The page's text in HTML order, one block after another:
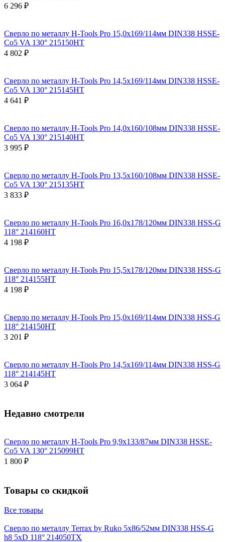
6 296 ₽
Сверло по металлу H-Tools Pro 15,0x169/114мм DIN338 HSSE-
Co5 VA 130° 215150HT
4 802 ₽
Сверло по металлу H-Tools Pro 14,5x169/114мм DIN338 HSSE-
Co5 VA 130° 215145HT
4 641 ₽
Сверло по металлу H-Tools Pro 14,0x160/108мм DIN338 HSSE-
Co5 VA 130° 215140HT
3 995 ₽
Сверло по металлу H-Tools Pro 13,5x160/108мм DIN338 HSSE-
Co5 VA 130° 215135HT
3 833 ₽
Сверло по металлу H-Tools Pro 16,0x178/120мм DIN338 HSS-G
118° 214160HT
4 198 ₽
Сверло по металлу H-Tools Pro 15,5x178/120мм DIN338 HSS-G
118° 214155HT
4 198 ₽
Сверло по металлу H-Tools Pro 15,0x169/114мм DIN338 HSS-G
118° 214150HT
3 201 ₽
Сверло по металлу H-Tools Pro 14,5x169/114мм DIN338 HSS-G
118° 214145HT
3 064 ₽
Недавно смотрели
Сверло по металлу H-Tools Pro 9,9x133/87мм DIN338 HSSE-
Co5 VA 130° 215099HT
1 800 ₽
Товары со скидкой
Все товары
Сверло по металлу Terrax by Ruko 5x86/52мм DIN338 HSS-G
h8 5xD 118° 214050TX